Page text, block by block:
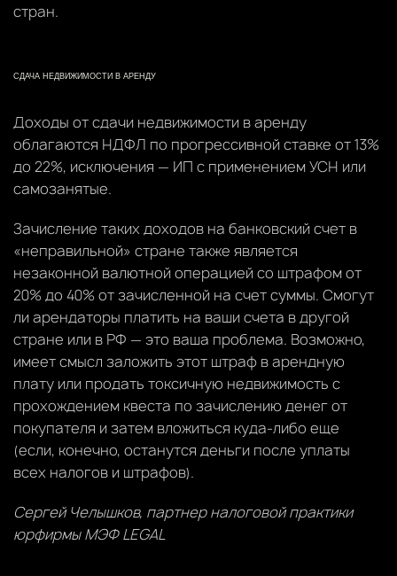
стран.
СДАЧА НЕДВИЖИМОСТИ В АРЕНДУ
Доходы от сдачи недвижимости в аренду
облагаются НДФЛ по прогрессивной ставке от 13%
до 22%, исключения — ИП с применением УСН или
самозанятые.
Зачисление таких доходов на банковский счет в
«неправильной» стране также является
незаконной валютной операцией со штрафом от
20% до 40% от зачисленной на счет суммы. Смогут
ли арендаторы платить на ваши счета в другой
стране или в РФ — это ваша проблема. Возможно,
имеет смысл заложить этот штраф в арендную
плату или продать токсичную недвижимость с
прохождением квеста по зачислению денег от
покупателя и затем вложиться куда-либо еще
(если, конечно, останутся деньги после уплаты
всех налогов и штрафов).
Сергей Челышков, партнер налоговой практики
юрфирмы МЭФ LEGAL